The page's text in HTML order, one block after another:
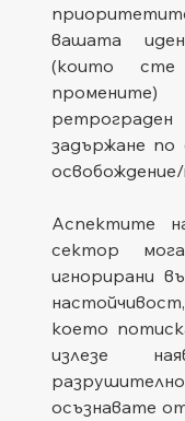
вашата
(които сте
задържане по
Аспектите
сектор
игнорирани
което
излезе
осъзнавате